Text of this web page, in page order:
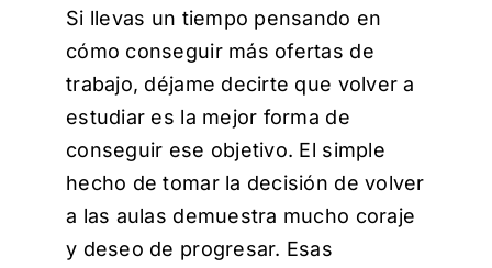
Si llevas un tiempo pensando en
cómo conseguir más ofertas de
trabajo, déjame decirte que volver a
estudiar es la mejor forma de
conseguir ese objetivo. El simple
hecho de tomar la decisión de volver
a las aulas demuestra mucho coraje
y deseo de progresar. Esas